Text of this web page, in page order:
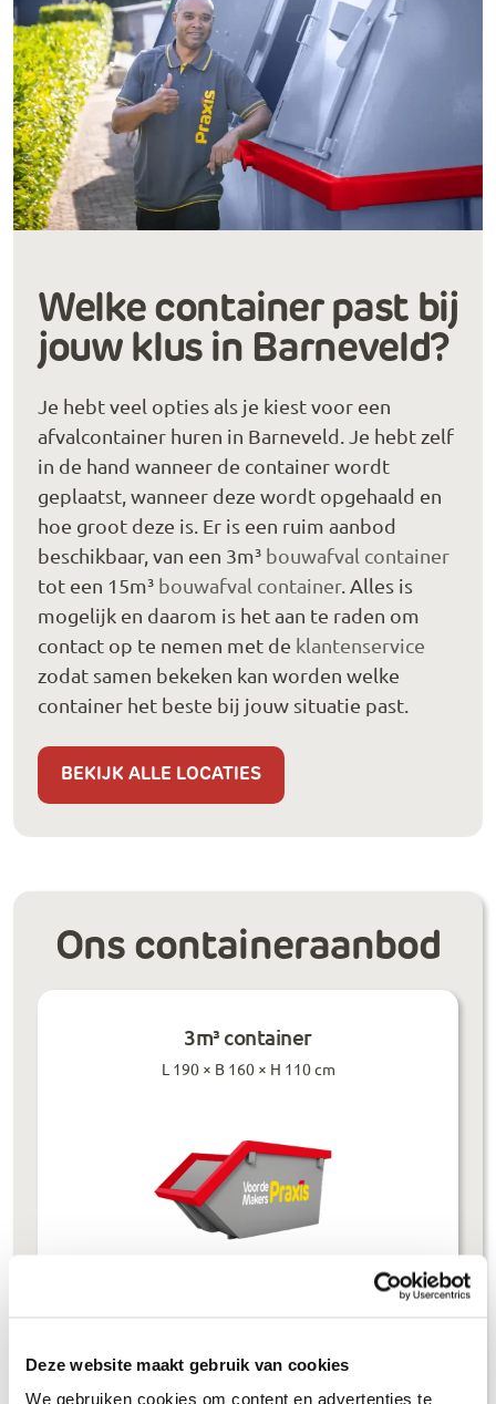
Deze website maakt gebruik van cookies
We gebruiken cookies om content en advertenties te
Welke container past bij
jouw klus in Barneveld?
Je hebt veel opties als je kiest voor een
afvalcontainer huren in Barneveld. Je hebt zelf
in de hand wanneer de container wordt
geplaatst, wanneer deze wordt opgehaald en
hoe groot deze is. Er is een ruim aanbod
beschikbaar, van een 3m³ bouwafval container
tot een 15m³ bouwafval container. Alles is
mogelijk en daarom is het aan te raden om
contact op te nemen met de klantenservice
zodat samen bekeken kan worden welke
container het beste bij jouw situatie past.
BEKIJK ALLE LOCATIES
Ons containeraanbod
3m³ container
L 190 × B 160 × H 110 cm
Bouwafval €304,-